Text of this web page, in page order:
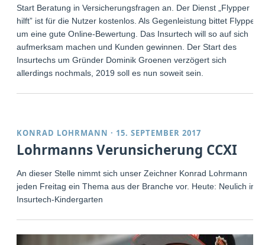
Start Beratung in Versicherungsfragen an. Der Dienst „Flypper
hilft” ist für die Nutzer kostenlos. Als Gegenleistung bittet Flypper
um eine gute Online-Bewertung. Das Insurtech will so auf sich
aufmerksam machen und Kunden gewinnen. Der Start des
Insurtechs um Gründer Dominik Groenen verzögert sich
allerdings nochmals, 2019 soll es nun soweit sein.
KONRAD LOHRMANN · 15. SEPTEMBER 2017
Lohrmanns Verunsicherung CCXI
An dieser Stelle nimmt sich unser Zeichner Konrad Lohrmann
jeden Freitag ein Thema aus der Branche vor. Heute: Neulich im
Insurtech-Kindergarten